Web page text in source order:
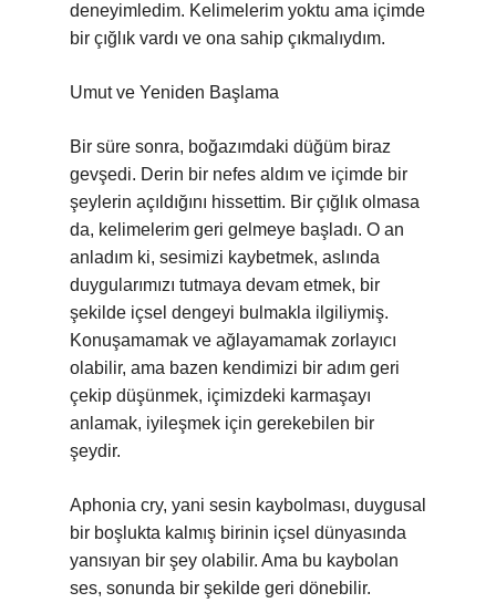
deneyimledim. Kelimelerim yoktu ama içimde
bir çığlık vardı ve ona sahip çıkmalıydım.
Umut ve Yeniden Başlama
Bir süre sonra, boğazımdaki düğüm biraz
gevşedi. Derin bir nefes aldım ve içimde bir
şeylerin açıldığını hissettim. Bir çığlık olmasa
da, kelimelerim geri gelmeye başladı. O an
anladım ki, sesimizi kaybetmek, aslında
duygularımızı tutmaya devam etmek, bir
şekilde içsel dengeyi bulmakla ilgiliymiş.
Konuşamamak ve ağlayamamak zorlayıcı
olabilir, ama bazen kendimizi bir adım geri
çekip düşünmek, içimizdeki karmaşayı
anlamak, iyileşmek için gerekebilen bir
şeydir.
Aphonia cry, yani sesin kaybolması, duygusal
bir boşlukta kalmış birinin içsel dünyasında
yansıyan bir şey olabilir. Ama bu kaybolan
ses, sonunda bir şekilde geri dönebilir.